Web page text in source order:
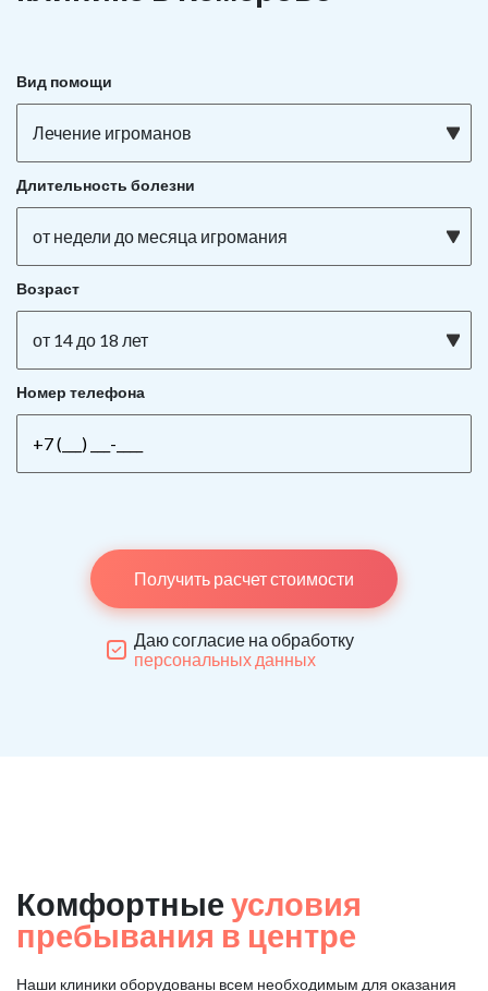
Вид помощи
Лечение игроманов
Длительность болезни
от недели до месяца игромания
Возраст
от 14 до 18 лет
Номер телефона
Получить расчет стоимости
Даю согласие на обработку
персональных данных
Комфортные условия
пребывания в центре
Наши клиники оборудованы всем необходимым для оказания